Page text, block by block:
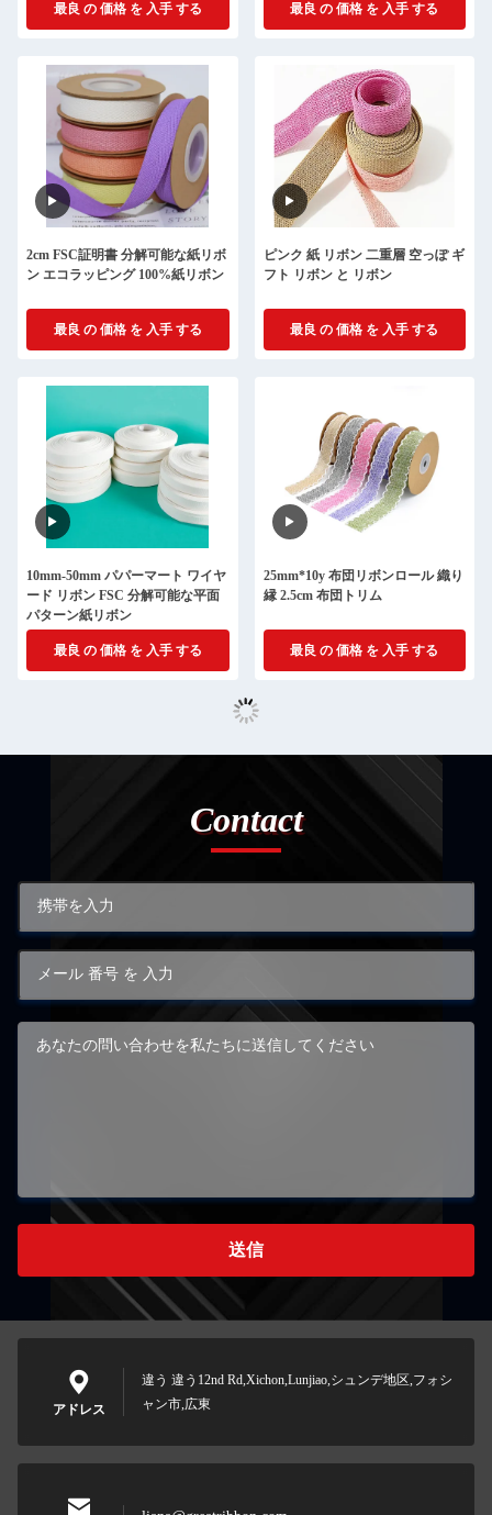
最良 の 価格 を 入手 する 最良 の 価格 を 入手 する
2cm FSC証明書 分解可能な紙リボ
ン エコラッピング 100%紙リボン
最良 の 価格 を 入手 する
ピンク 紙 リボン 二重層 空っぽ ギ
フト リボン と リボン
最良 の 価格 を 入手 する
10mm-50mm パパーマート ワイヤ
ード リボン FSC 分解可能な平面
パターン紙リボン
最良 の 価格 を 入手 する
25mm*10y 布団リボンロール 織り
縁 2.5cm 布団トリム
最良 の 価格 を 入手 する
Contact
送信
アドレス
違う 違う12nd Rd,Xichon,Lunjiao,シュンデ地区,フォシ
ャン市,広東